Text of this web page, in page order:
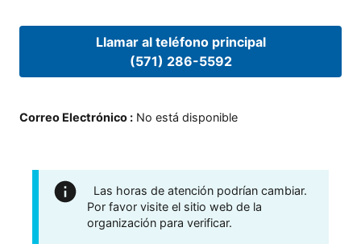
Llamar al teléfono principal
(571) 286-5592
Correo Electrónico : No está disponible
Las horas de atención podrían cambiar.
Por favor visite el sitio web de la
organización para verificar.